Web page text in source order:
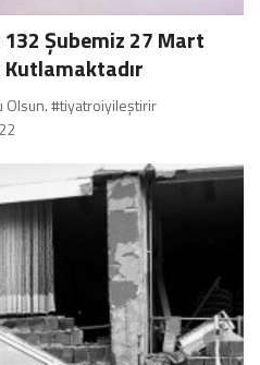
132 Şubemiz 27 Mart
Olsun. #tiyatroiyileştirir